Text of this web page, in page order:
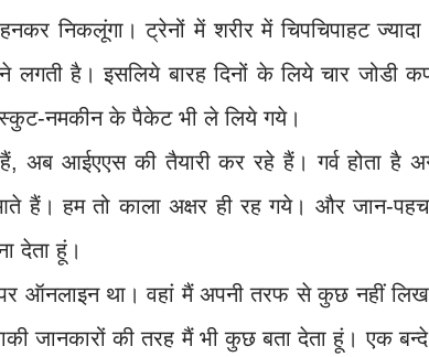
निकलूंगा। ट्रेनों में शरीर में चिपचिपाहट ज्यादा
लगती है। इसलिये बारह दिनों के लिये चार जोडी
नमकीन के पैकेट भी ले लिये गये।
अब आईएएस की तैयारी कर रहे हैं। गर्व होता है
हैं। हम तो काला अक्षर ही रह गये। और जान-
देता हूं।
ऑनलाइन था। वहां मैं अपनी तरफ से कुछ नहीं
जानकारों की तरह मैं भी कुछ बता देता हूं। एक